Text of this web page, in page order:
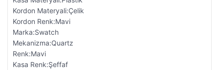
Kordon Materyali:Çelik
Kordon Renk:Mavi
Marka:Swatch
Mekanizma:Quartz
Renk:Mavi
Kasa Renk:Şeffaf